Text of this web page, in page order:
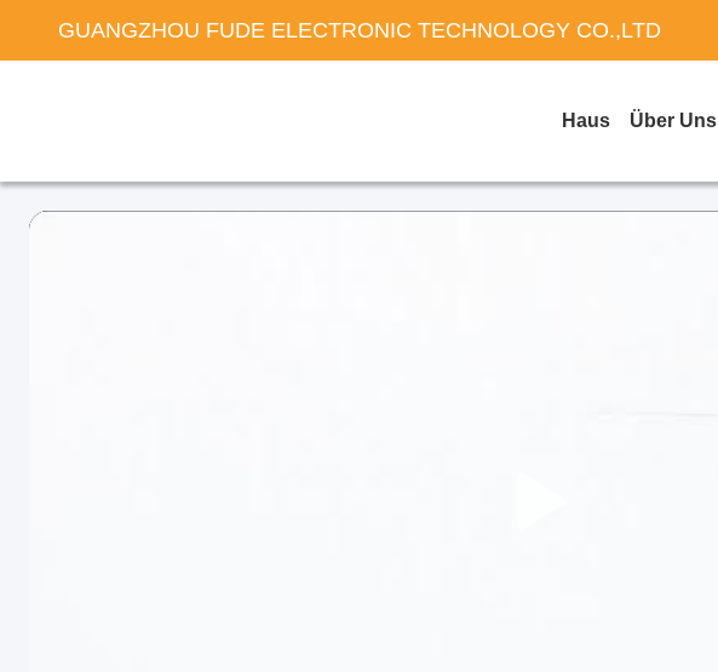
GUANGZHOU FUDE ELECTRONIC TECHNOLOGY CO.,LTD
Haus Über Uns